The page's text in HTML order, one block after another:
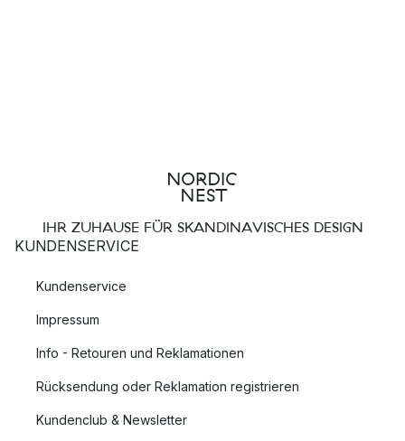
IHR ZUHAUSE FÜR SKANDINAVISCHES DESIGN
KUNDENSERVICE
Kundenservice
Impressum
Info - Retouren und Reklamationen
Rücksendung oder Reklamation registrieren
Kundenclub & Newsletter